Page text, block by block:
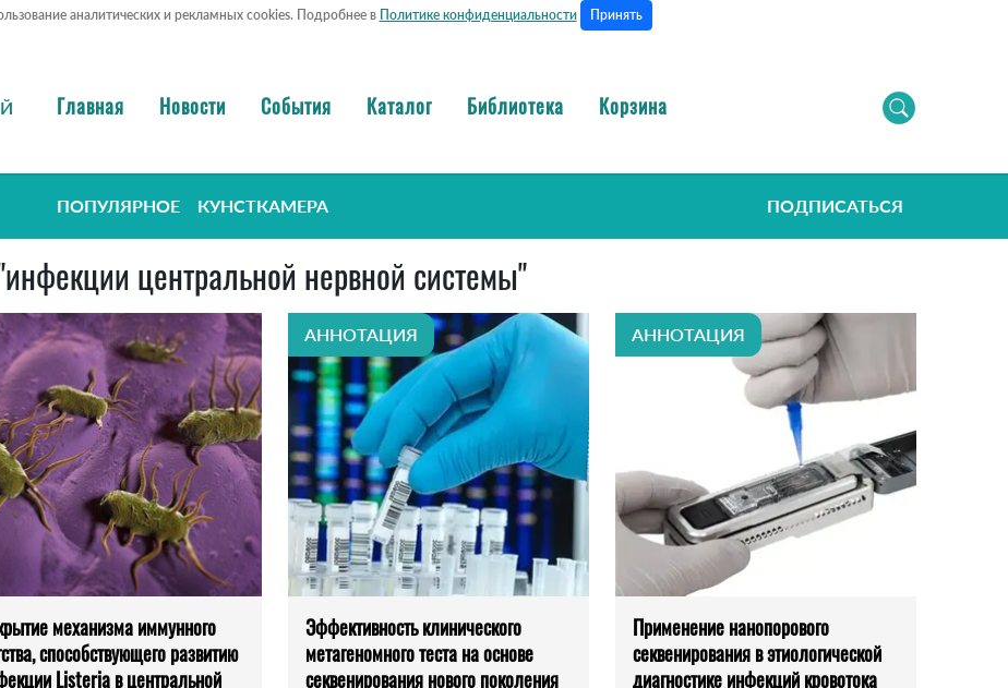
аналитических и рекламных cookies. Подробнее в Политике конфиденциальности Принять
Главная Новости События Каталог Библиотека Корзина
ПОПУЛЯРНОЕ КУНСТКАМЕРА ПОДПИСАТЬСЯ
центральной нервной системы"
механизма иммунного
способствующего развитию
Listeria в центральной
АННОТАЦИЯ
Эффективность клинического
метагеномного теста на основе
секвенирования нового поколения
АННОТАЦИЯ
Применение нанопорового
секвенирования в этиологической
диагностике инфекций кровотока